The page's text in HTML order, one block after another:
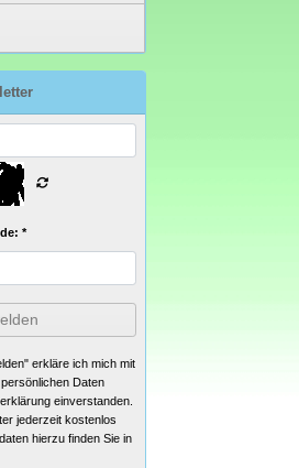
*
erkläre ich mich mit
Daten
einverstanden.
jederzeit kostenlos
hierzu finden Sie in